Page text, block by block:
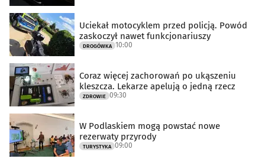
Uciekał motocyklem przed policją. Powód
zaskoczył nawet funkcjonariuszy
DROGÓWKA 10:00
Coraz więcej zachorowań po ukąszeniu
kleszcza. Lekarze apelują o jedną rzecz
ZDROWIE 09:30
W Podlaskiem mogą powstać nowe
rezerwaty przyrody
TURYSTYKA 09:00